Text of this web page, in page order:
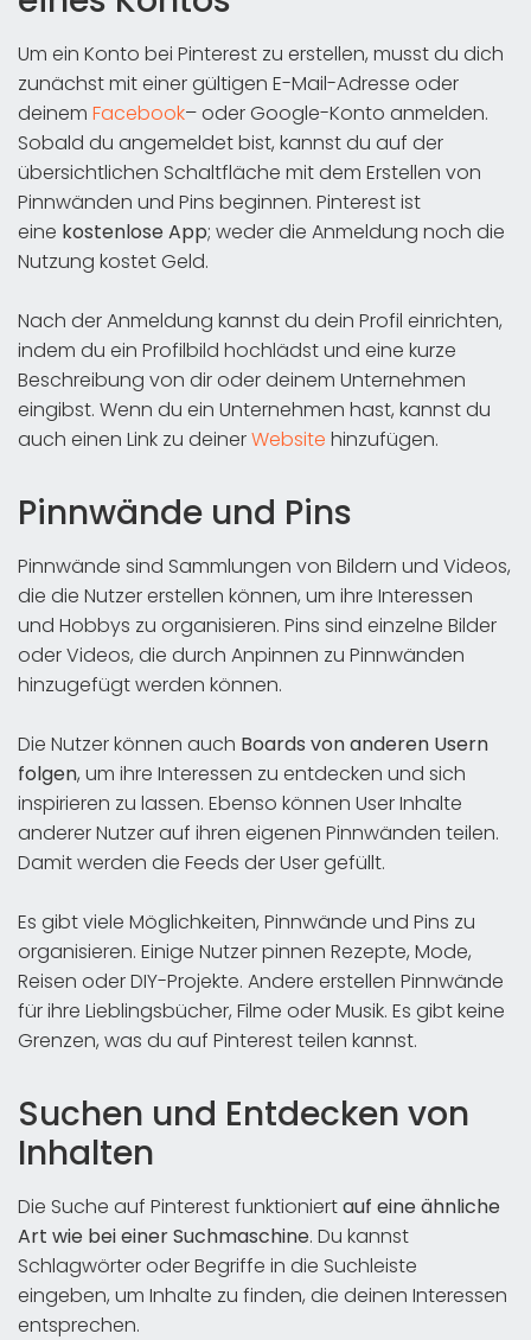
Um ein Konto bei Pinterest zu erstellen, musst du dich
zunächst mit einer gültigen E-Mail-Adresse oder
deinem Facebook– oder Google-Konto anmelden.
Sobald du angemeldet bist, kannst du auf der
übersichtlichen Schaltfläche mit dem Erstellen von
Pinnwänden und Pins beginnen. Pinterest ist
eine kostenlose App; weder die Anmeldung noch die
Nutzung kostet Geld.
Nach der Anmeldung kannst du dein Profil einrichten,
indem du ein Profilbild hochlädst und eine kurze
Beschreibung von dir oder deinem Unternehmen
eingibst. Wenn du ein Unternehmen hast, kannst du
auch einen Link zu deinerWebsite hinzufügen.
Pinnwände und Pins
Pinnwände sind Sammlungen von Bildern und Videos,
die die Nutzer erstellen können, um ihre Interessen
und Hobbys zu organisieren. Pins sind einzelne Bilder
oder Videos, die durch Anpinnen zu Pinnwänden
hinzugefügt werden können.
Die Nutzer können auch Boards von anderen Usern
folgen, um ihre Interessen zu entdecken und sich
inspirieren zu lassen. Ebenso können User Inhalte
anderer Nutzer auf ihren eigenen Pinnwänden teilen.
Damit werden die Feeds der User gefüllt.
Es gibt viele Möglichkeiten, Pinnwände und Pins zu
organisieren. Einige Nutzer pinnen Rezepte, Mode,
Reisen oder DIY-Projekte. Andere erstellen Pinnwände
für ihre Lieblingsbücher, Filme oder Musik. Es gibt keine
Grenzen, was du auf Pinterest teilen kannst.
Suchen und Entdecken von
Inhalten
Die Suche auf Pinterest funktioniertauf eine ähnliche
Art wie bei einer Suchmaschine. Du kannst
Schlagwörter oder Begriffe in die Suchleiste
eingeben, um Inhalte zu finden, die deinen Interessen
entsprechen.